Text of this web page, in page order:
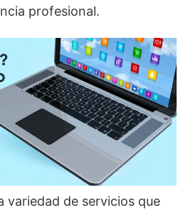
profesional.
variedad de servicios que